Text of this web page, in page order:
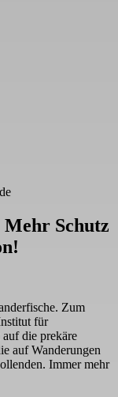
Schutz
Zum
für
die prekäre
auf Wanderungen
Immer mehr